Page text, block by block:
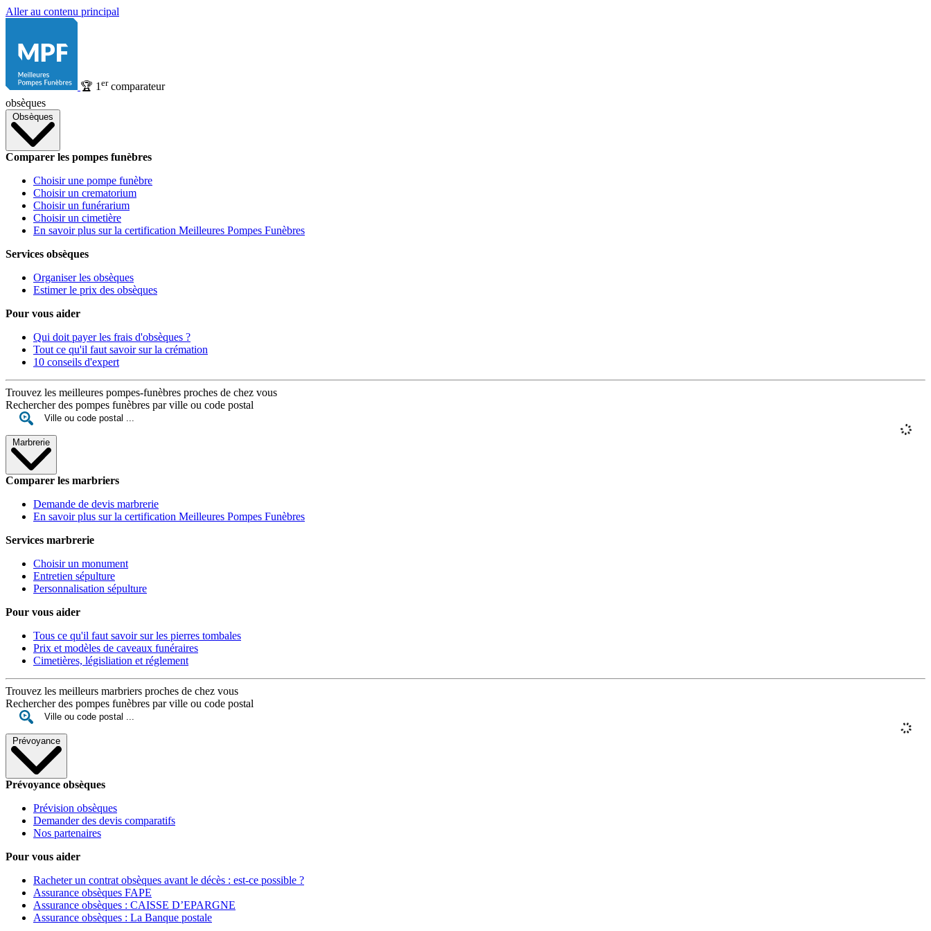
Aller au contenu principal
🏆 1 ercomparateur
obsèques
Obsèques
Comparer les pompes funèbres
Choisir une pompe funèbre
Choisir un crematorium
Choisir un funérarium
Choisir un cimetière
En savoir plus sur la certification Meilleures Pompes Funèbres
Services obsèques
Organiser les obsèques
Estimer le prix des obsèques
Pour vous aider
Qui doit payer les frais d'obsèques ?
Tout ce qu'il faut savoir sur la crémation
10 conseils d'expert
Trouvez les meilleures pompes-funèbres proches de chez vous
Rechercher des pompes funèbres par ville ou code postal
Marbrerie
Comparer les marbriers
Demande de devis marbrerie
En savoir plus sur la certification Meilleures Pompes Funèbres
Services marbrerie
Choisir un monument
Entretien sépulture
Personnalisation sépulture
Pour vous aider
Tous ce qu'il faut savoir sur les pierres tombales
Prix et modèles de caveaux funéraires
Cimetières, législiation et réglement
Trouvez les meilleurs marbriers proches de chez vous
Rechercher des pompes funèbres par ville ou code postal
Prévoyance
Prévoyance obsèques
Prévision obsèques
Demander des devis comparatifs
Nos partenaires
Pour vous aider
Racheter un contrat obsèques avant le décès : est-ce possible ?
Assurance obsèques FAPE
Assurance obsèques : CAISSE D’EPARGNE
Assurance obsèques : La Banque postale